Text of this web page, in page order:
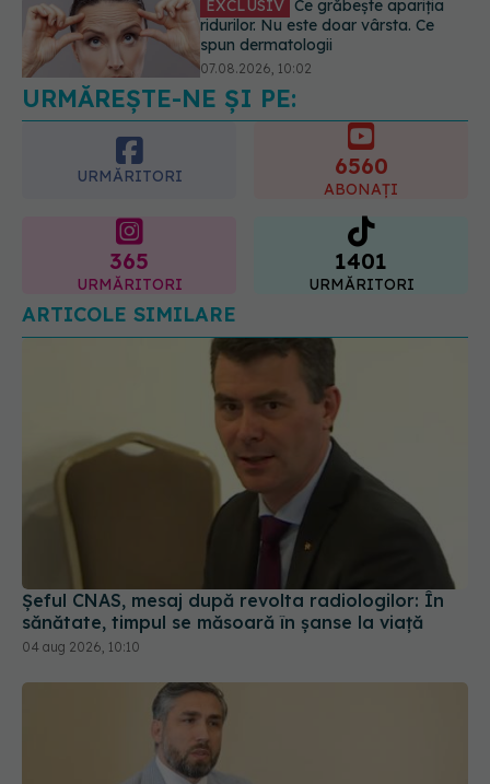
Alina Pușcău dezvăluie diagnosticul
care i-a schimbat viața: Am cancer
la sân. Am intrat în metastază
07.08.2026, 12:39
URMĂREȘTE-NE ȘI PE:
URMĂRITORI 6560
ABONAȚI
365
URMĂRITORI
1401
URMĂRITORI
ARTICOLE SIMILARE
Șeful CNAS, mesaj după revolta radiologilor: În
sănătate, timpul se măsoară în șanse la viață
04 aug 2026, 10:10